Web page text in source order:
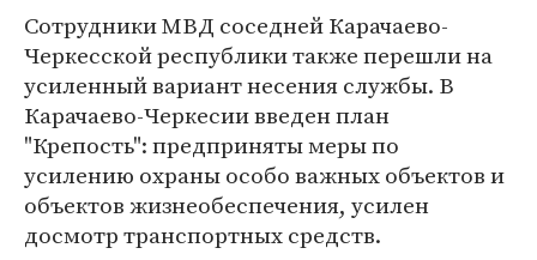
Cотрудники МВД соседней Карачаево-
Черкесской республики также перешли на
усиленный вариант несения службы. В
Карачаево-Черкесии введен план
"Крепость": предприняты меры по
усилению охраны особо важных объектов и
объектов жизнеобеспечения, усилен
досмотр транспортных средств.